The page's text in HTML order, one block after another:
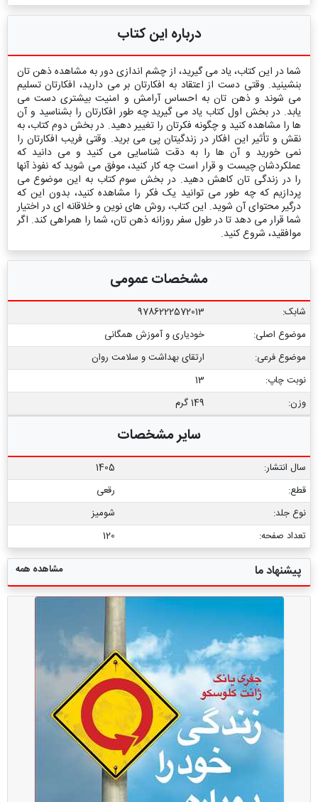
درباره این کتاب
شما در این کتاب، یاد می گیرید، از چشم اندازی دور به مشاهده ذهن تان
بنشینید. وقتی دست از اعتقاد به افکارتان بر می دارید، افکارتان تسلیم
می شوند و ذهن تان به احساس آرامش و امنیت بیشتری دست می
یابد. در بخش اول کتاب یاد می گیرید چه طور افکارتان را بشناسید و آن
ها را مشاهده کنید و چگونه فکرتان را تغییر دهید. در بخش دوم کتاب، به
نقش و تأثیر این افکار در زندگیتان پی می برید. وقتی فریب افکارتان را
نمی خورید و آن ها را به دقت شناسایی می کنید و می دانید که
عملکردشان چیست و قرار است چه کار کنید، موفق می شوید که نفوذ آنها
را در زندگی تان کاهش دهید. در بخش سوم کتاب به این موضوع می
پردازیم که چه طور می توانید یک فکر را مشاهده کنید، بدون این که
درگیر محتوای آن شوید. این کتاب، روش های نوین و خلاقانه ای در اختیار
شما قرار می دهد تا در طول سفر روزانه ذهن تان، شما را همراهی کند. اگر
موافقید، شروع کنید.
مشخصات عمومی
شابک:
9786222572013
موضوع اصلی:
خودیاری و آموزش همگانی
موضوع فرعی:
ارتقای بهداشت و سلامت روان
نوبت چاپ:
13
وزن:
149 گرم
سایر مشخصات
سال انتشار:
1405
قطع:
رقعی
نوع جلد:
شومیز
تعداد صفحه:
120
پیشنهاد ما مشاهده همه